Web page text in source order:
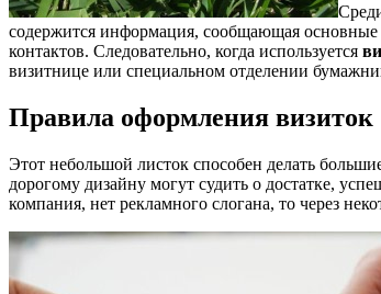
содержится информация, сообщающая основные
контактов. Следовательно, когда используется
визитнице или специальном отделении
Правила оформления визиток
Этот небольшой листок способен делать
дорогому дизайну могут судить о достатке,
компания, нет рекламного слогана, то через